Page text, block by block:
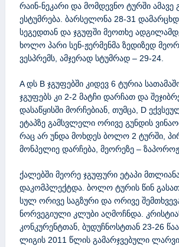
რაინ-ნეკარი და მომდევნო ტურში ამავე
ესტუმრება. ბარსელონა 28-31
სეგედთან და ჯგუფში მეოთხე
ხოლო პარი სენ-ჟერმენმა ზედიზედ
ვესპრემს, ამჯერად სტუმრად – 29-24.
A დს B ჯგუფებში კიდევ 6 ტურია
ჯგუფებს კი 2-2 მატჩი დარჩათ და
დასაწყისში მორჩებიან, თუმცა, D
ეტაპზე გამსვლელი ორივე გუნდის
რაც არ უნდა მოხდეს ბოლო 2 ტურში,
მონპელიე დარჩება, მეორეზე –
ქალებში მეორე ჯგუფური ეტაპი
დაკომპლექტდა. ბოლო ტურის წინ
სულ ორივე საგზური და ორივე
ნორვეგიული კლუბი აღმოჩნდა.
კონკურენტთან, ბუდუჩნოსტთან 23-26
ლიგის 2011 წლის გამარჯვებული